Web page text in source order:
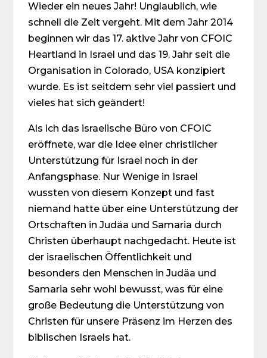
Wieder ein neues Jahr! Unglaublich, wie
schnell die Zeit vergeht. Mit dem Jahr 2014
beginnen wir das 17. aktive Jahr von CFOIC
Heartland in Israel und das 19. Jahr seit die
Organisation in Colorado, USA konzipiert
wurde. Es ist seitdem sehr viel passiert und
vieles hat sich geändert!
Als ich das israelische Büro von CFOIC
eröffnete, war die Idee einer christlicher
Unterstützung für Israel noch in der
Anfangsphase. Nur Wenige in Israel
wussten von diesem Konzept und fast
niemand hatte über eine Unterstützung der
Ortschaften in Judäa und Samaria durch
Christen überhaupt nachgedacht. Heute ist
der israelischen Öffentlichkeit und
besonders den Menschen in Judäa und
Samaria sehr wohl bewusst, was für eine
große Bedeutung die Unterstützung von
Christen für unsere Präsenz im Herzen des
biblischen Israels hat.